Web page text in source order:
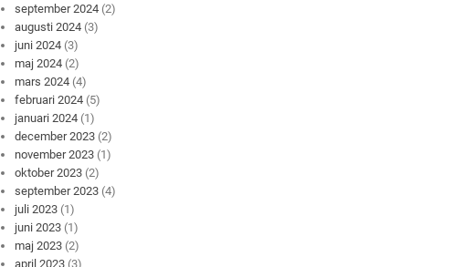
september 2024 (2)
augusti 2024 (3)
juni 2024 (3)
maj 2024 (2)
mars 2024 (4)
februari 2024 (5)
januari 2024 (1)
december 2023 (2)
november 2023 (1)
oktober 2023 (2)
september 2023 (4)
juli 2023 (1)
juni 2023 (1)
maj 2023 (2)
april 2023 (3)